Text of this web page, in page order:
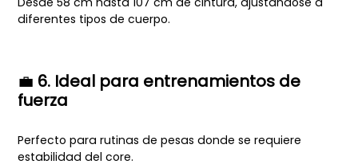
diferentes tipos de cuerpo.
💼 6. Ideal para entrenamientos de
fuerza
Perfecto para rutinas de pesas donde se requiere
estabilidad del core.